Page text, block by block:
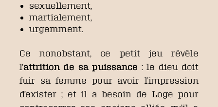
sexuellement,
martialement,
urgemment.
Ce nonobstant, ce petit jeu révèle
l’attrition de sa puissance : le dieu doit
fuir sa femme pour avoir l’impression
d’exister ; et il a besoin de Loge pour